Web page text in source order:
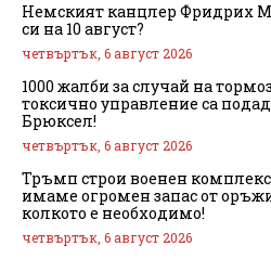
Немският канцлер Фридрих
си на 10 август?
четвъртък, 6 август 2026
1000 жалби за случай на
токсично управление са
Брюксел!
четвъртък, 6 август 2026
Тръмп строи военен
имаме огромен запас от
колкото е необходимо!
четвъртък, 6 август 2026